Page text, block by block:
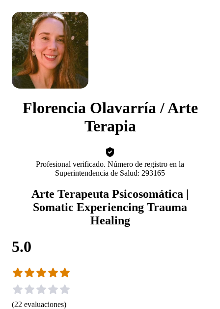
Florencia Olavarría / Arte
Terapia
Profesional verificado. Número de registro en la
Superintendencia de Salud: 293165
Arte Terapeuta Psicosomática |
Somatic Experiencing Trauma
Healing
5.0
(22 evaluaciones)